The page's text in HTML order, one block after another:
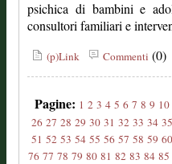
psichica di bambini e
consultori familiari e
(p)Link Commenti (0)
Pagine: 1 2 3 4 5 6 7 8 9 10
26 27 28 29 30 31 32 33 34 35
51 52 53 54 55 56 57 58 59 60
76 77 78 79 80 81 82 83 84 85